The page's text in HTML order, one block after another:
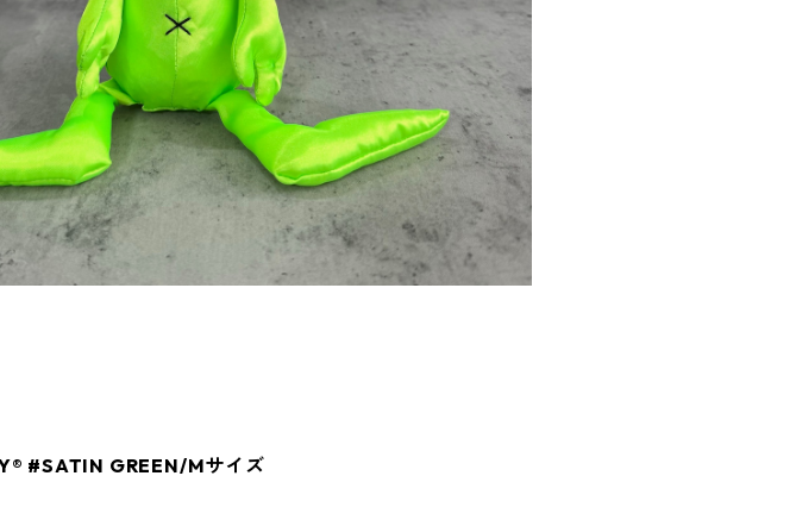
#SATIN GREEN/Mサイズ